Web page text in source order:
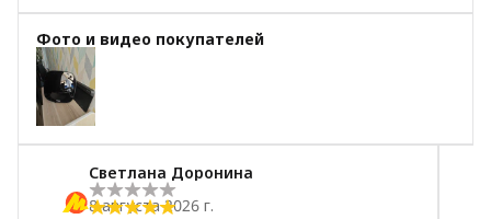
5 звёзд
5
4 звезды
3 звезды
2 звезды
1 звезда
Фото и видео покупателей
Светлана Доронина
8 августа 2026 г.